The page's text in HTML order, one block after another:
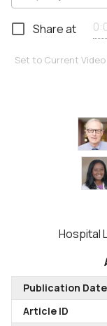
Share at
Set to Current Video
Hospital
Publication Date
Article ID